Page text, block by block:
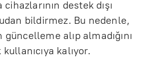
cihazlarının destek dışı
bildirmez. Bu nedenle,
alıp almadığını
kalıyor.